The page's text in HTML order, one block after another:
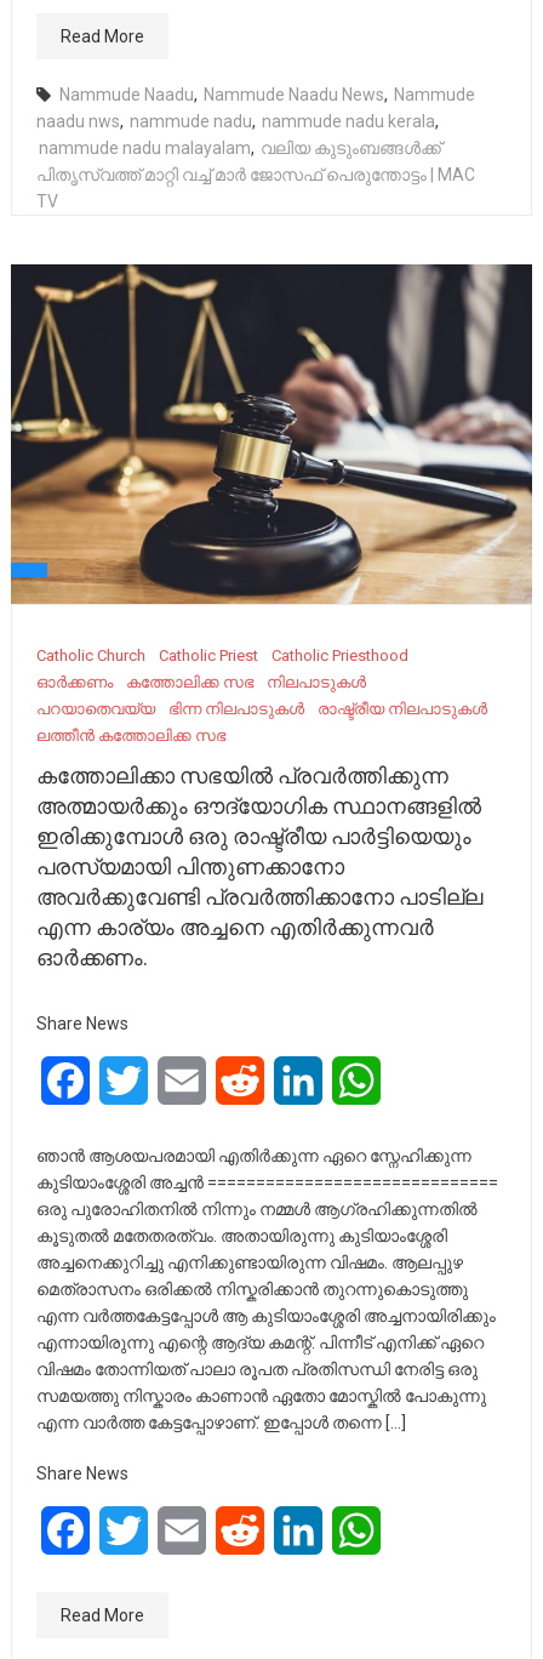
Read More
Nammude Naadu, Nammude Naadu News, Nammude
naadu nws, nammude nadu, nammude nadu kerala,
nammude nadu malayalam, വലിയ കുടുംബങ്ങൾക്ക്
പിതൃസ്വത്ത് മാറ്റി വച്ച് മാർ ജോസഫ് പെരുന്തോട്ടം | MAC
TV
Catholic Church Catholic Priest
Catholic Priesthood
ഓർക്കണം
കത്തോലിക്ക സഭ
നിലപാടുകൾ
പറയാതെവയ്യ
ഭിന്ന നിലപാടുകൾ
രാഷ്ട്രീയ നിലപാടുകൾ
ലത്തീൻ കത്തോലിക്ക സഭ
കത്തോലിക്കാ സഭയിൽ പ്രവർത്തിക്കുന്ന
അത്മായർക്കും ഔദ്യോഗിക സ്ഥാനങ്ങളിൽ
ഇരിക്കുമ്പോൾ ഒരു രാഷ്ട്രീയ പാർട്ടിയെയും
പരസ്യമായി പിന്തുണക്കാനോ
അവർക്കുവേണ്ടി പ്രവർത്തിക്കാനോ പാടില്ല
എന്ന കാര്യം അച്ചനെ എതിർക്കുന്നവർ
ഓർക്കണം.
Share News
FacebookTwitter Email Reddit LinkedIn
ഞാൻ ആശയപരമായി എതിർക്കുന്ന ഏറെ സ്നേഹിക്കുന്ന
കുടിയാംശ്ശേരി അച്ചൻ ==============================
ഒരു പുരോഹിതനിൽ നിന്നും നമ്മൾ ആഗ്രഹിക്കുന്നതിൽ
കൂടുതൽ മതേതരത്വം. അതായിരുന്നു കുടിയാംശ്ശേരി
അച്ചനെക്കുറിച്ചു എനിക്കുണ്ടായിരുന്ന വിഷമം. ആലപ്പുഴ
മെത്രാസനം ഒരിക്കൽ നിസ്കരിക്കാൻ തുറന്നുകൊടുത്തു
എന്ന വർത്തകേട്ടപ്പോൾ ആ കുടിയാംശ്ശേരി അച്ചനായിരിക്കും
എന്നായിരുന്നു എന്റെ ആദ്യ കമന്റ്. പിന്നീട് എനിക്ക് ഏറെ
വിഷമം തോന്നിയത് പാലാ രൂപത പ്രതിസന്ധി നേരിട്ട ഒരു
സമയത്തു നിസ്കാരം കാണാൻ ഏതോ മോസ്കിൽ പോകുന്നു
എന്ന വാർത്ത കേട്ടപ്പോഴാണ്. ഇപ്പോൾ തന്നെ […]
Share News
FacebookTwitter Email Reddit LinkedIn
Read More